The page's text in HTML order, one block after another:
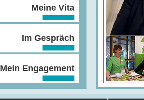
Meine Vita
Im Gespräch
Mein Engagement